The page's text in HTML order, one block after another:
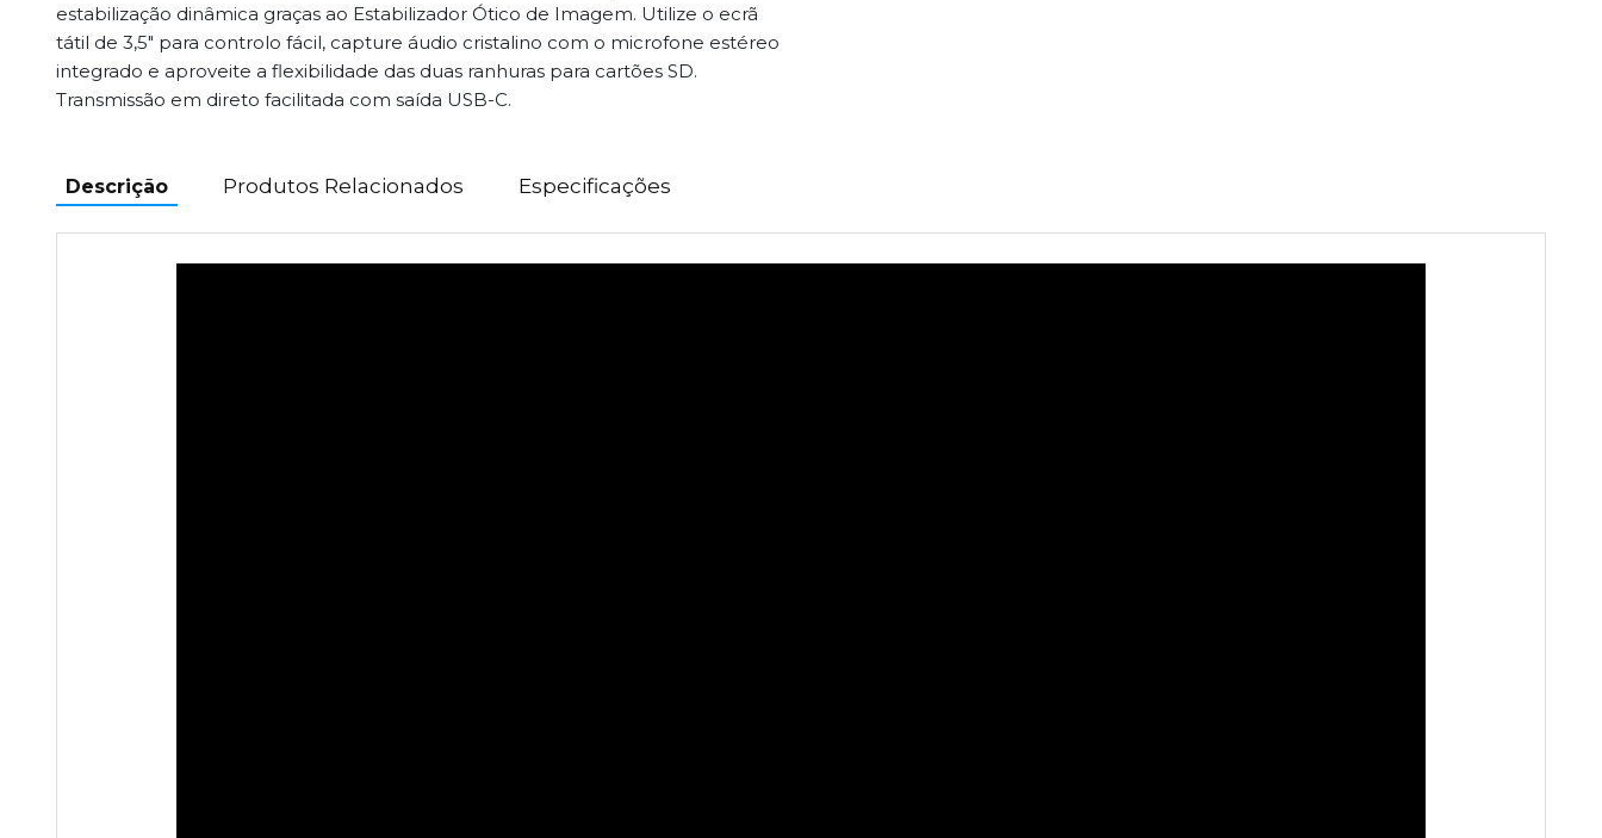
estabilização dinâmica graças ao Estabilizador Ótico de Imagem. Utilize o ecrã
tátil de 3,5" para controlo fácil, capture áudio cristalino com o microfone estéreo
integrado e aproveite a flexibilidade das duas ranhuras para cartões SD.
Transmissão em direto facilitada com saída USB-C.
Descrição Produtos Relacionados Especificações